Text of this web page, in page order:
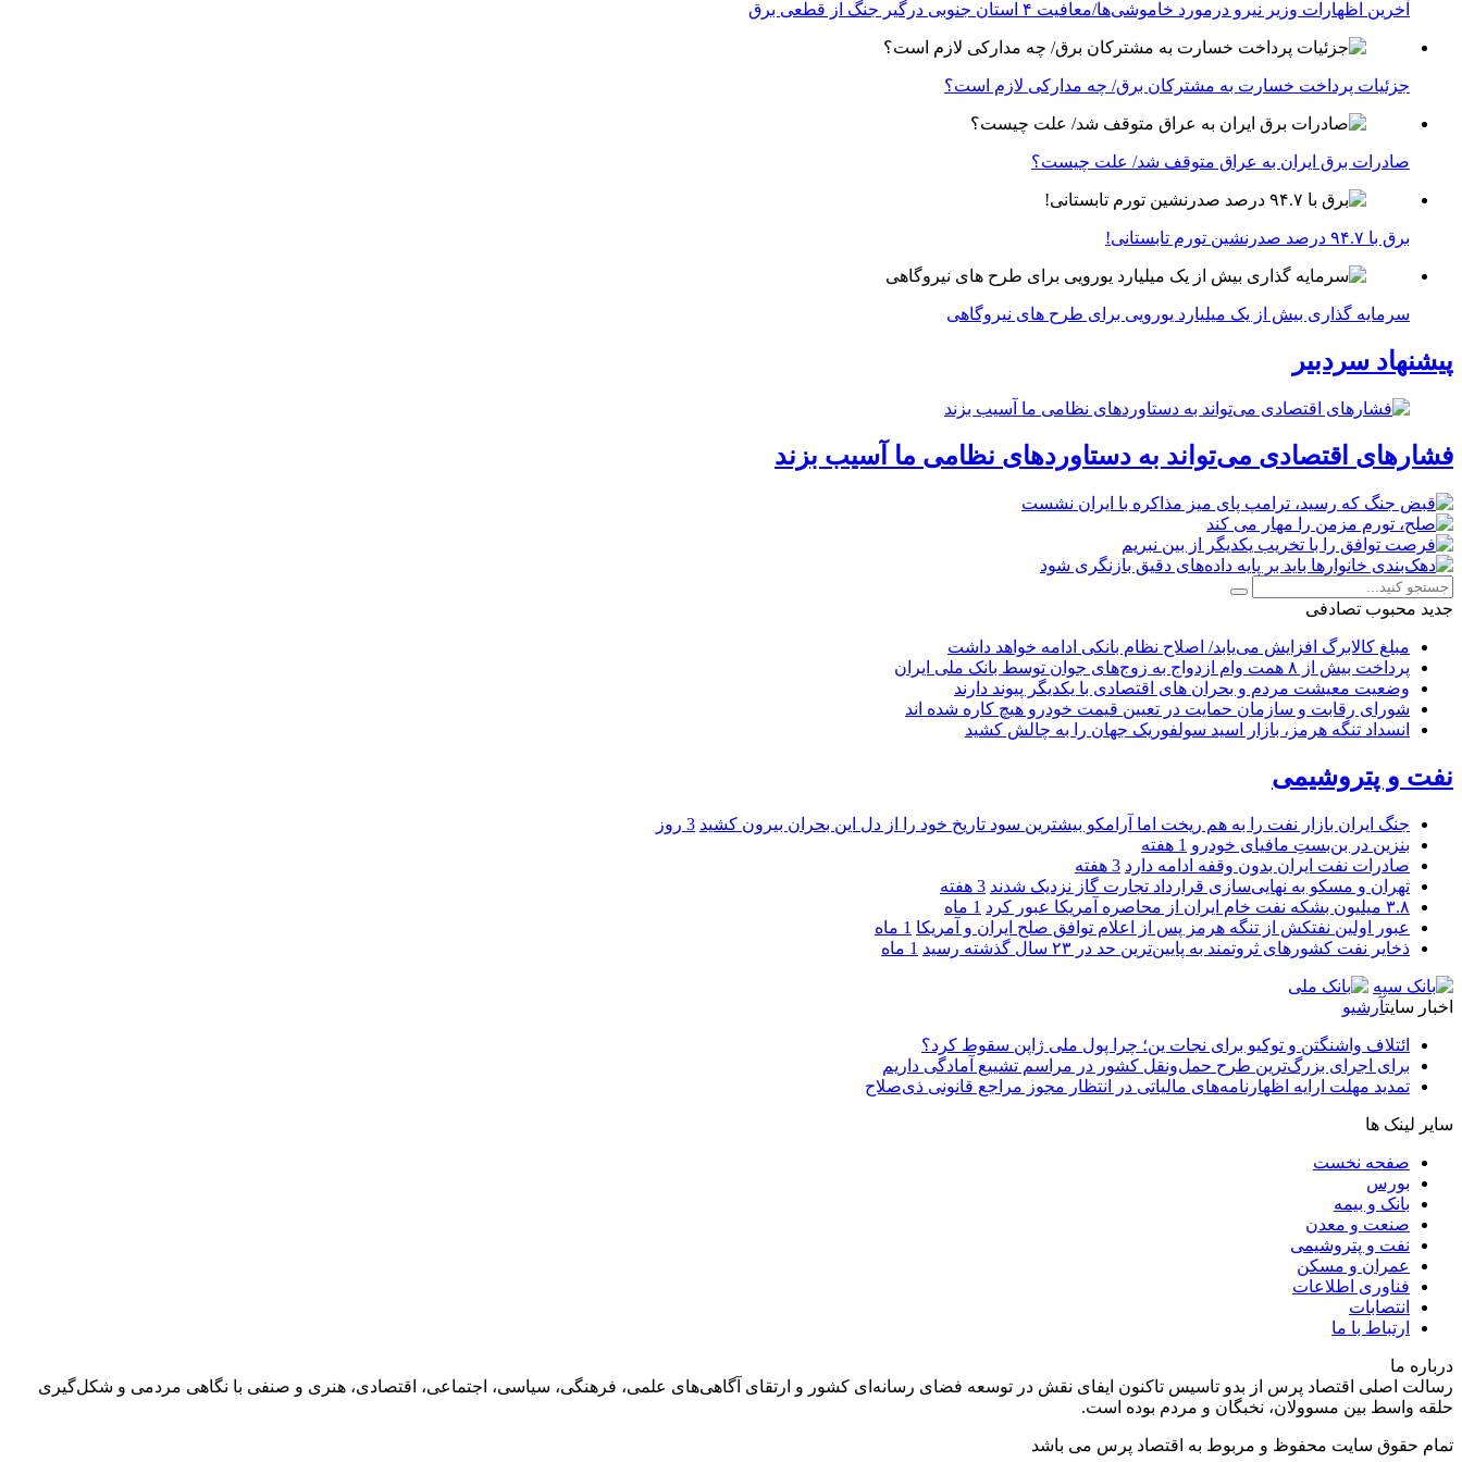
آخرین اظهارات وزیر نیرو درمورد خاموشی‌ها/معافیت ۴ استان جنوبی درگیر جنگ از قطعی برق
جزئیات پرداخت خسارت به مشترکان برق/ چه مدارکی لازم است؟
صادرات برق ایران به عراق متوقف شد/ علت چیست؟
برق با ۹۴.۷ درصد صدرنشین تورم تابستانی!
سرمایه گذاری بیش از یک میلیارد یورویی برای طرح های نیروگاهی
پیشنهاد سردبیر
فشارهای اقتصادی می‌تواند به دستاوردهای نظامی ما آسیب بزند
جدید محبوب تصادفی
مبلغ کالابرگ افزایش می‌یابد/ اصلاح نظام بانکی ادامه خواهد داشت
پرداخت بیش از ۸ همت وام ازدواج به زوج‌های جوان توسط بانک ملی ایران
وضعیت معیشت مردم و بحران های اقتصادی با یکدیگر پیوند دارند
شورای رقابت و سازمان حمایت در تعیین قیمت خودرو هیچ کاره شده اند
انسداد تنگه هرمز، بازار اسید سولفوریک جهان را به چالش کشید
نفت و پتروشیمی
جنگ ایران بازار نفت را به هم ریخت اما آرامکو بیشترین سود تاریخ خود را از دل این بحران بیرون کشید 3 روز
بنزین در بن‌بستِ مافیای خودرو 1 هفته
صادرات نفت ایران بدون وقفه ادامه دارد 3 هفته
تهران و مسکو به نهایی‌سازی قرارداد تجارت گاز نزدیک شدند 3 هفته
۳.۸ میلیون بشکه نفت خام ایران از محاصره آمریکا عبور کرد
1 ماه
عبور اولین نفتکش از تنگه هرمز پس از اعلام توافق صلح ایران و آمریکا 1 ماه
ذخایر نفت کشورهای ثروتمند به پایین‌ترین حد در ۲۳ سال گذشته رسید
1 ماه
اخبار سایتآرشیو
ائتلاف واشنگتن و توکیو برای نجات ین؛ چرا پول ملی ژاپن سقوط کرد؟
برای اجرای بزرگ‌ترین طرح حمل‌ونقل کشور در مراسم تشییع آمادگی داریم
تمدید مهلت ارایه اظهارنامه‌های مالیاتی در انتظار مجوز مراجع قانونی ذی‌‏صلاح
سایر لینک ها
صفحه نخست
بورس
بانک و بیمه
صنعت و معدن
نفت و پتروشیمی
عمران و مسکن
فناوری اطلاعات
انتصابات
ارتباط با ما
درباره ما
رسالت اصلی اقتصاد پرس از بدو تاسیس تاکنون ایفای نقش در توسعه فضای رسانه‌ای کشور و ارتقای آگاهی‌های علمی، فرهنگی، سیاسی، اجتماعی، اقتصادی، هنری و صنفی با نگاهی مردمی و شکل‌گیری
حلقه واسط بین مسوولان، نخبگان و مردم بوده است.
تمام حقوق سایت محفوظ و مربوط به اقتصاد پرس می باشد